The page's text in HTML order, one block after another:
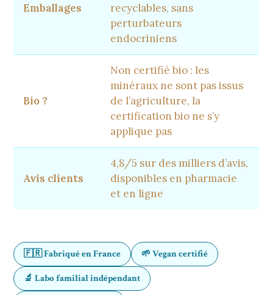
Emballages
recyclables, sans
perturbateurs
endocriniens
Bio ?
Non certifié bio : les
minéraux ne sont pas issus
de l’agriculture, la
certification bio ne s’y
applique pas
Avis clients
4,8/5 sur des milliers d’avis,
disponibles en pharmacie
et en ligne
🇫🇷 Fabriqué en France 🌱 Vegan certifié
🔬 Labo familial indépendant